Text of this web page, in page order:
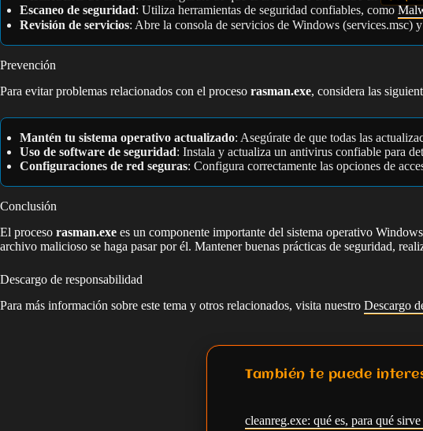
Escaneo de seguridad: Utiliza herramientas de seguridad confiables, como
Revisión de servicios: Abre la consola de servicios de Windows (services.msc)
Prevención
Para evitar problemas relacionados con el proceso rasman.exe, considera las
Mantén tu sistema operativo actualizado: Asegúrate de que todas las
Uso de software de seguridad: Instala y actualiza un antivirus confiable para
Configuraciones de red seguras: Configura correctamente las opciones de
Conclusión
El proceso rasman.exe es un componente importante del sistema operativo
archivo malicioso se haga pasar por él. Mantener buenas prácticas de seguridad,
Descargo de responsabilidad
Para más información sobre este tema y otros relacionados, visita nuestro Descargo
También te puede
cleanreg.exe: qué es, para qué